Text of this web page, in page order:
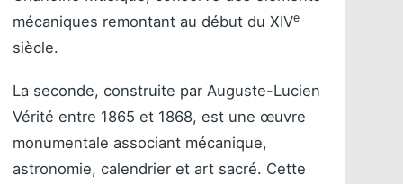
mécaniques remontant au début du XIVe
siècle.
La seconde, construite par Auguste-Lucien
Vérité entre 1865 et 1868, est une œuvre
monumentale associant mécanique,
astronomie, calendrier et art sacré. Cette